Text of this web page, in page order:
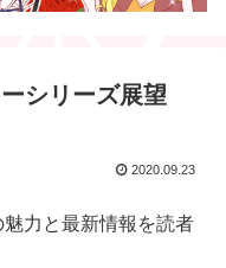
シリーズ展望
2020.09.23
力と最新情報を読者